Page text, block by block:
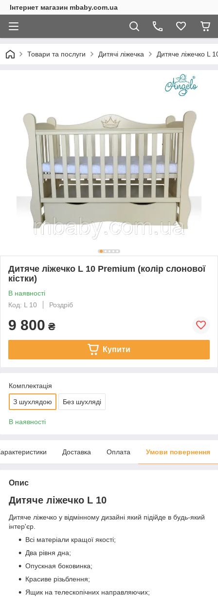
Інтернет магазин mbaby.com.ua
Товари та послуги Дитячі ліжечка Дитяче ліжечко L
Дитяче ліжечко L 10 Premium (колір слонової
кістки)
В наявності
Код: L 10
Роздріб
9 800 ₴
Купити
Комплектація
З шухлядою Без шухляді
В наявності
Доставка Оплата Умови повернення
Опис
Дитяче ліжечко L 10
Дитяче ліжечко у відмінному дизайні який підійде в будь-який
інтер'єр.
Всі матеріали кращої якості;
Два рівня дна;
Опускная боковинка;
Красиве різьблення;
Ящик на телескопічних направляючих;